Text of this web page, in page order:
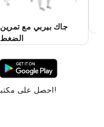
جاك بيربي مع تمرين
الضغط
احصل على مكتبة التمارين في جيبك!